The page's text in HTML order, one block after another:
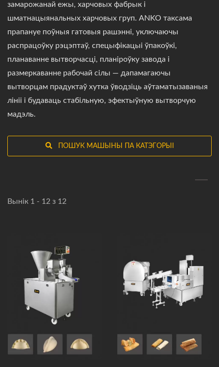
замарожанай ежы, харчовых фабрык і
шматнацыянальных харчовых груп. ANKO таксама
прапануе поўныя гатовыя рашэнні, уключаючы
распрацоўку рэцэптаў, спецыфікацыі ўпакоўкі,
планаванне вытворчасці, планіроўку завода і
размеркаванне рабочай сілы — дапамагаючы
вытворцам прадуктаў хутка ўводзіць аўтаматызаваныя
лініі і будаваць стабільную, эфектыўную вытворчую
мадэль.
ПОШУК МАШЫНЫ ПА КАТЭГОРЫІ
Вынік 1 - 12 з 12